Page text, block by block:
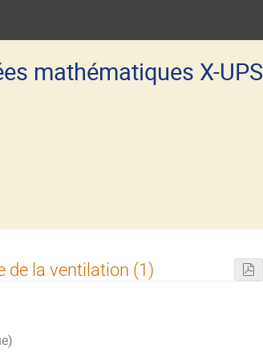
mathématiques X-UPS
de la ventilation (1)